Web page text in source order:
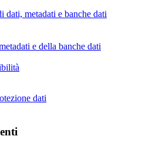
dati, metadati e banche dati
e della banche dati
dati